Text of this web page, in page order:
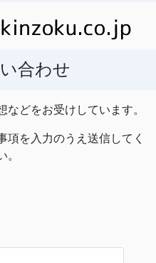
合わせ
などをお受けしています。
項を入力のうえ送信してく
。